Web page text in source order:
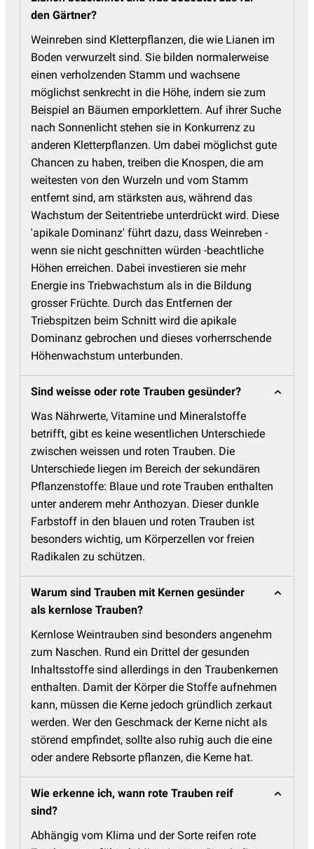
den Gärtner?
Weinreben sind Kletterpflanzen, die wie Lianen im
Boden verwurzelt sind. Sie bilden normalerweise
einen verholzenden Stamm und wachsene
möglichst senkrecht in die Höhe, indem sie zum
Beispiel an Bäumen emporklettern. Auf ihrer Suche
nach Sonnenlicht stehen sie in Konkurrenz zu
anderen Kletterpflanzen. Um dabei möglichst gute
Chancen zu haben, treiben die Knospen, die am
weitesten von den Wurzeln und vom Stamm
entfernt sind, am stärksten aus, während das
Wachstum der Seitentriebe unterdrückt wird. Diese
'apikale Dominanz' führt dazu, dass Weinreben -
wenn sie nicht geschnitten würden -beachtliche
Höhen erreichen. Dabei investieren sie mehr
Energie ins Triebwachstum als in die Bildung
grosser Früchte. Durch das Entfernen der
Triebspitzen beim Schnitt wird die apikale
Dominanz gebrochen und dieses vorherrschende
Höhenwachstum unterbunden.
Sind weisse oder rote Trauben gesünder?
Was Nährwerte, Vitamine und Mineralstoffe
betrifft, gibt es keine wesentlichen Unterschiede
zwischen weissen und roten Trauben. Die
Unterschiede liegen im Bereich der sekundären
Pflanzenstoffe: Blaue und rote Trauben enthalten
unter anderem mehr Anthozyan. Dieser dunkle
Farbstoff in den blauen und roten Trauben ist
besonders wichtig, um Körperzellen vor freien
Radikalen zu schützen.
Warum sind Trauben mit Kernen gesünder
als kernlose Trauben?
Kernlose Weintrauben sind besonders angenehm
zum Naschen. Rund ein Drittel der gesunden
Inhaltsstoffe sind allerdings in den Traubenkernen
enthalten. Damit der Körper die Stoffe aufnehmen
kann, müssen die Kerne jedoch gründlich zerkaut
werden. Wer den Geschmack der Kerne nicht als
störend empfindet, sollte also ruhig auch die eine
oder andere Rebsorte pflanzen, die Kerne hat.
Wie erkenne ich, wann rote Trauben reif
sind?
Abhängig vom Klima und der Sorte reifen rote